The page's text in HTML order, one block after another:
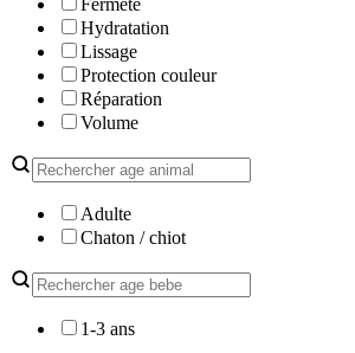
Hydratation
Lissage
Protection couleur
Réparation
Volume
Adulte
Chaton / chiot
1-3 ans